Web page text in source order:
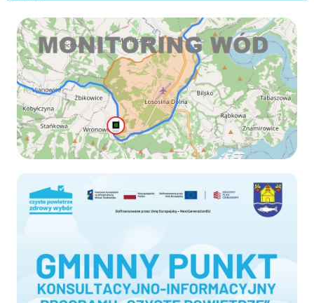
Monitoring wod
Czyste-powietrze